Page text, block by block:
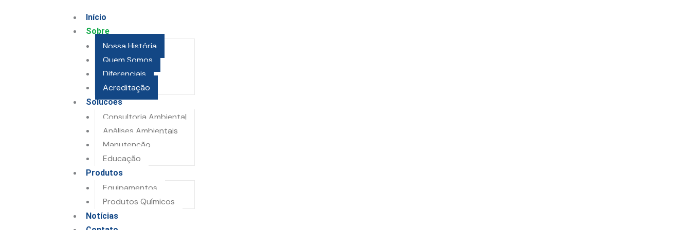
Início
Sobre
Nossa História
Quem Somos
Diferenciais
Acreditação
Soluções
Consultoria Ambiental
Análises Ambientais
Manutenção
Educação
Produtos
Equipamentos
Produtos Químicos
Notícias